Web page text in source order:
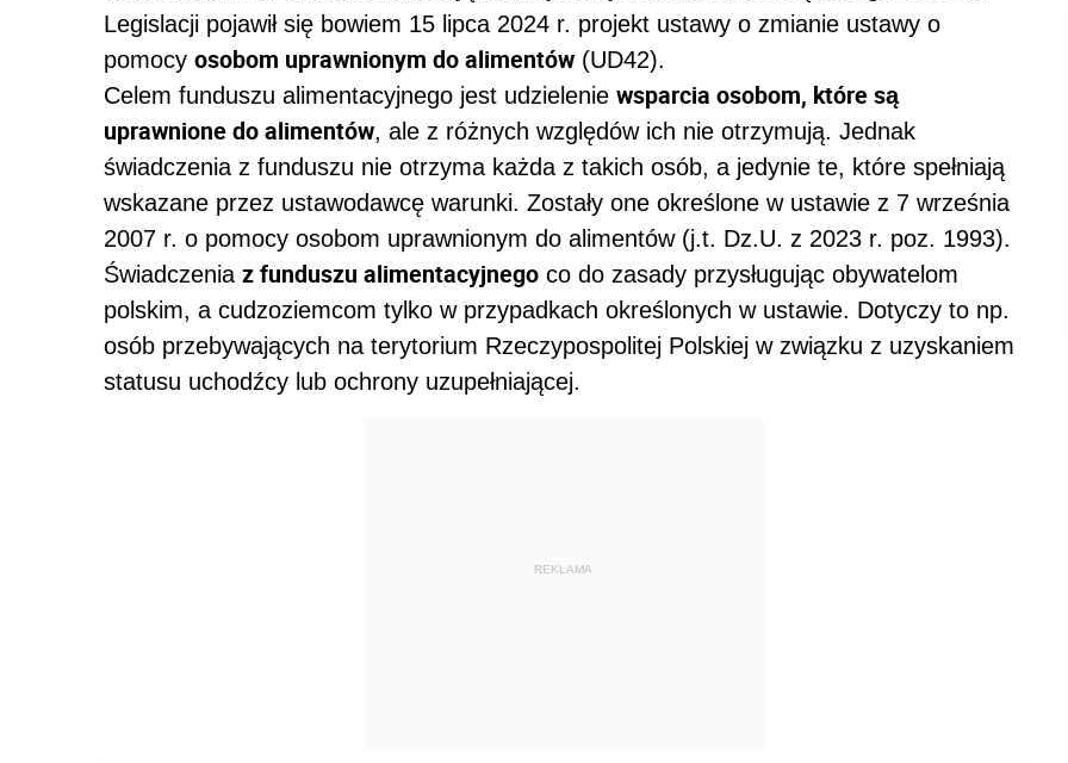
Legislacji pojawił się bowiem 15 lipca 2024 r. projekt ustawy o zmianie ustawy o
pomocy osobom uprawnionym do alimentów (UD42).
Celem funduszu alimentacyjnego jest udzielenie wsparcia osobom, które są
uprawnione do alimentów, ale z różnych względów ich nie otrzymują. Jednak
świadczenia z funduszu nie otrzyma każda z takich osób, a jedynie te, które spełniają
wskazane przez ustawodawcę warunki. Zostały one określone w ustawie z 7 września
2007 r. o pomocy osobom uprawnionym do alimentów (j.t. Dz.U. z 2023 r. poz. 1993).
Świadczenia z funduszu alimentacyjnego co do zasady przysługując obywatelom
polskim, a cudzoziemcom tylko w przypadkach określonych w ustawie. Dotyczy to np.
osób przebywających na terytorium Rzeczypospolitej Polskiej w związku z uzyskaniem
statusu uchodźcy lub ochrony uzupełniającej.
REKLAMA